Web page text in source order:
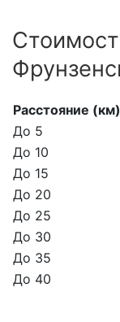
Расстояние (км)
До 5
До 10
До 15
До 20
До 25
До 30
До 35
До 40